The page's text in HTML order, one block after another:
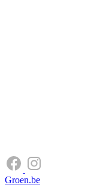
Groen.be